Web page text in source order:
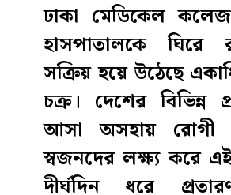
ঢাকা মেডিকেল
হাসপাতালকে ঘিরে
সক্রিয় হয়ে উঠেছে
চক্র। দেশের বিভিন্ন
আসা অসহায় রোগী
স্বজনদের লক্ষ্য করে
দীর্ঘদিন ধরে